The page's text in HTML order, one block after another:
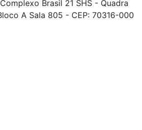
Brasil 21 SHS - Quadra
A Sala 805 - CEP: 70316-000